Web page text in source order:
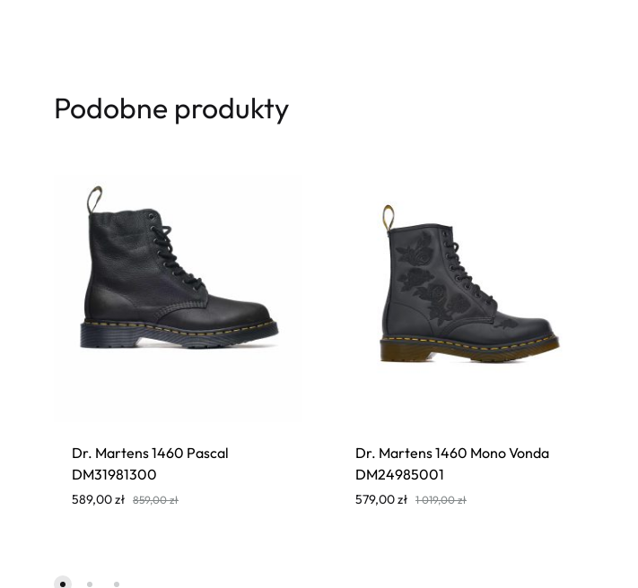
Podobne produkty
Dr. Martens 1460 Pascal
DM31981300
589,00zł 859,00zł
Dr. Martens 1460 Mono Vonda
DM24985001
579,00zł 1 019,00zł